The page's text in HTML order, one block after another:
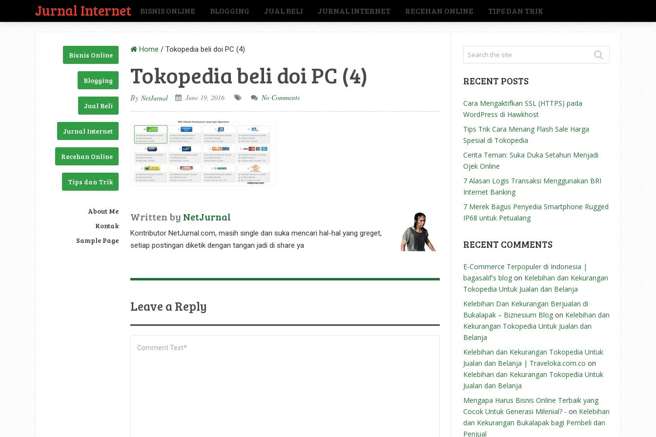
Jurnal Internet BISNIS ONLINE BLOGGING JUAL BELI JURNAL INTERNET RECEHAN ONLINE TIPS DAN TRIK
Bisnis Online
Blogging
Jual Beli
Jurnal Internet
Recehan Online
Tips dan Trik
About Me
Kontak
Sample Page
Home / Tokopedia beli doi PC (4)
Tokopedia beli doi PC (4)
By NetJurnal June 19, 2016 No Comments
Written by NetJurnal
Kontributor NetJurnal.com, masih single dan suka mencari hal-hal yang greget,
setiap postingan diketik dengan tangan jadi di share ya
Leave a Reply
RECENT POSTS
Cara Mengaktifkan SSL (HTTPS) pada
WordPress di Hawkhost
Tips Trik Cara Menang Flash Sale Harga
Spesial di Tokopedia
Cerita Teman: Suka Duka Setahun Menjadi
Ojek Online
7 Alasan Logis Transaksi Menggunakan BRI
Internet Banking
7 Merek Bagus Penyedia Smartphone Rugged
IP68 untuk Petualang
RECENT COMMENTS
E-Commerce Terpopuler di Indonesia |
bagasalif's blog on Kelebihan dan Kekurangan
Tokopedia Untuk Jualan dan Belanja
Kelebihan Dan Kekurangan Berjualan di
Bukalapak – Biznesium Blog on Kelebihan dan
Kekurangan Tokopedia Untuk Jualan dan
Belanja
Kelebihan dan Kekurangan Tokopedia Untuk
Jualan dan Belanja | Traveloka.com.co on
Kelebihan dan Kekurangan Tokopedia Untuk
Jualan dan Belanja
Mengapa Harus Bisnis Online Terbaik yang
Cocok Untuk Generasi Milenial? - on Kelebihan
dan Kekurangan Bukalapak bagi Pembeli dan
Penjual